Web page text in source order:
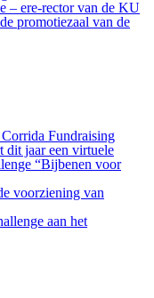
– ere-rector van de KU
promotiezaal van de
Corrida Fundraising
dit jaar een virtuele
“Bijbenen voor
voorziening van
aan het